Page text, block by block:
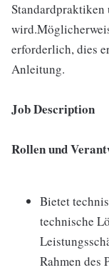
Standardpraktiken
erforderlich, dies
Anleitung.
Job Description
Rollen und
Bietet
technische
Rahmen des